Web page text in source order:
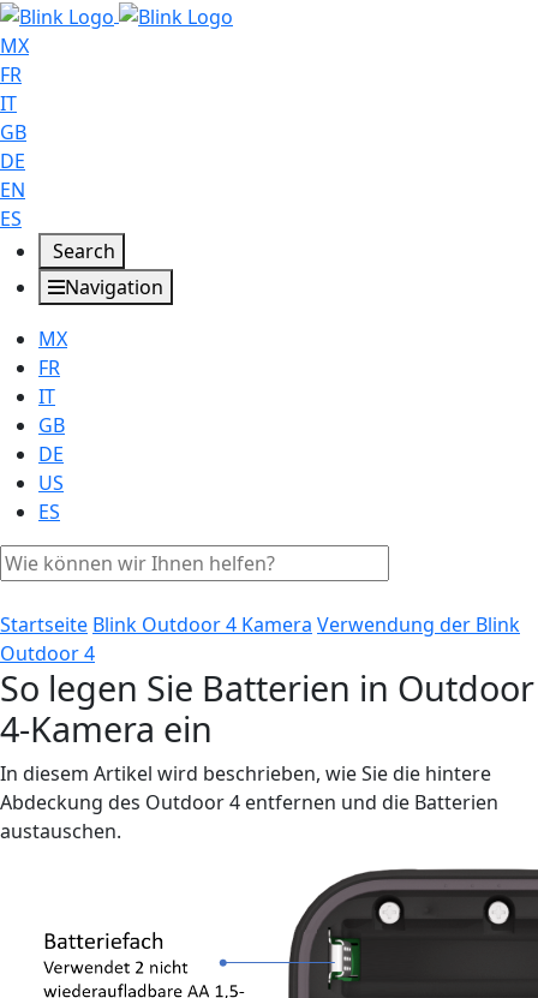
MX
FR
IT
GB
DE
EN
ES
Search
Navigation
MX
FR
IT
GB
DE
US
ES
Startseite Blink Outdoor 4 Kamera Verwendung der Blink
Outdoor 4
So legen Sie Batterien in Outdoor
4-Kamera ein
In diesem Artikel wird beschrieben, wie Sie die hintere
Abdeckung des Outdoor 4 entfernen und die Batterien
austauschen.